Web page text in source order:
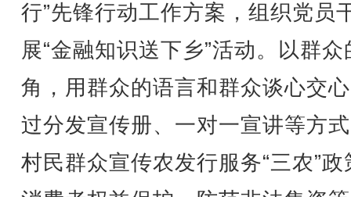
行”先锋行动工作方案，组织党员
展“金融知识送下乡”活动。以群众
角，用群众的语言和群众谈心交
过分发宣传册、一对一宣讲等方
村民群众宣传农发行服务“三农”政